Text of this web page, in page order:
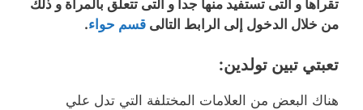
تقرأها و التى تستفيد منها جداً و التى تتعلق بالمرأة و ذلك
من خلال الدخول إلى الرابط التالى قسم حواء.
تعبتي تبين تولدين:
هناك البعض من العلامات المختلفة التي تدل علي